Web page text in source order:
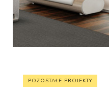
POZOSTAŁE PROJEKTY